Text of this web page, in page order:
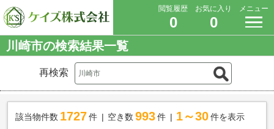
閲覧履歴
0
お気に入り
0
メニュー
川崎市の検索結果一覧
再検索
該当物件数 1727件 空き数 993 件 1～30 件を表示